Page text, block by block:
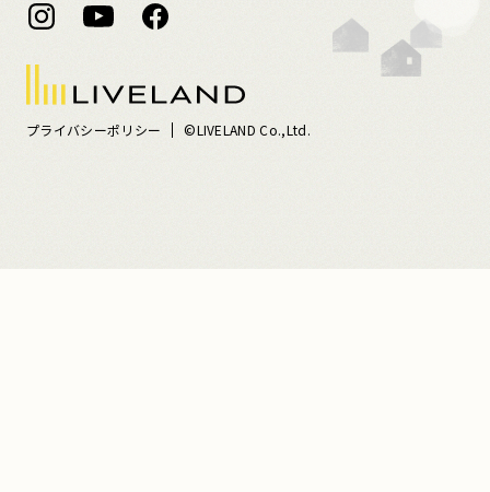
プライバシーポリシー ©LIVELAND Co.,Ltd.